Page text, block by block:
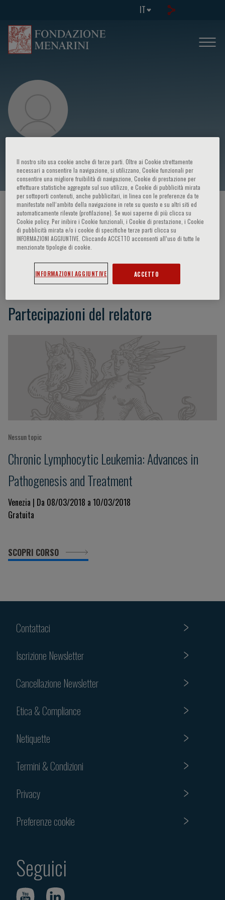
IT
Paolo Ghia
HOME PAGE / CORSI ED EVENTI / RELATORE
Paolo Ghia
Partecipazioni del relatore
Nessun topic
Chronic Lymphocytic Leukemia: Advances in
Pathogenesis and Treatment
Venezia | Da 08/03/2018 a 10/03/2018
Gratuita
SCOPRI CORSO
Contattaci
Iscrizione Newsletter
Cancellazione Newsletter
Etica & Compliance
Netiquette
Termini & Condizioni
Privacy
Preferenze cookie
Seguici
Il nostro sito usa cookie anche di terze parti. Oltre ai Cookie strettamente
necessari a consentire la navigazione, si utilizzano, Cookie funzionali per
consentire una migliore fruibilità di navigazione, Cookie di prestazione per
effettuare statistiche aggregate sul suo utilizzo, e Cookie di pubblicità mirata
per sottoporti contenuti, anche pubblicitari, in linea con le preferenze da te
manifestate nell‘ambito della navigazione in rete su questo e su altri siti ed
automaticamente rilevate (profilazione). Se vuoi saperne di più clicca su
Cookie policy. Per inibire i Cookie funzionali, i Cookie di prestazione, i Cookie
di pubblicità mirata e/o i cookie di specifiche terze parti clicca su
INFORMAZIONI AGGIUNTIVE. Cliccando ACCETTO acconsenti all’uso di tutte le
menzionate tipologie di cookie.
INFORMAZIONI AGGIUNTIVE ACCETTO